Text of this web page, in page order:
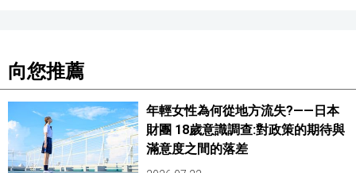
向您推薦
年輕女性為何從地方流失?——日本
財團 18歲意識調查:對政策的期待與
滿意度之間的落差